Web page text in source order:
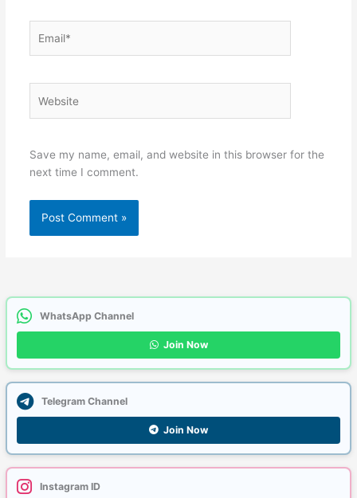
Save my name, email, and website in this browser for the
next time I comment.
WhatsApp Channel
Join Now
Telegram Channel
Join Now
Instagram ID